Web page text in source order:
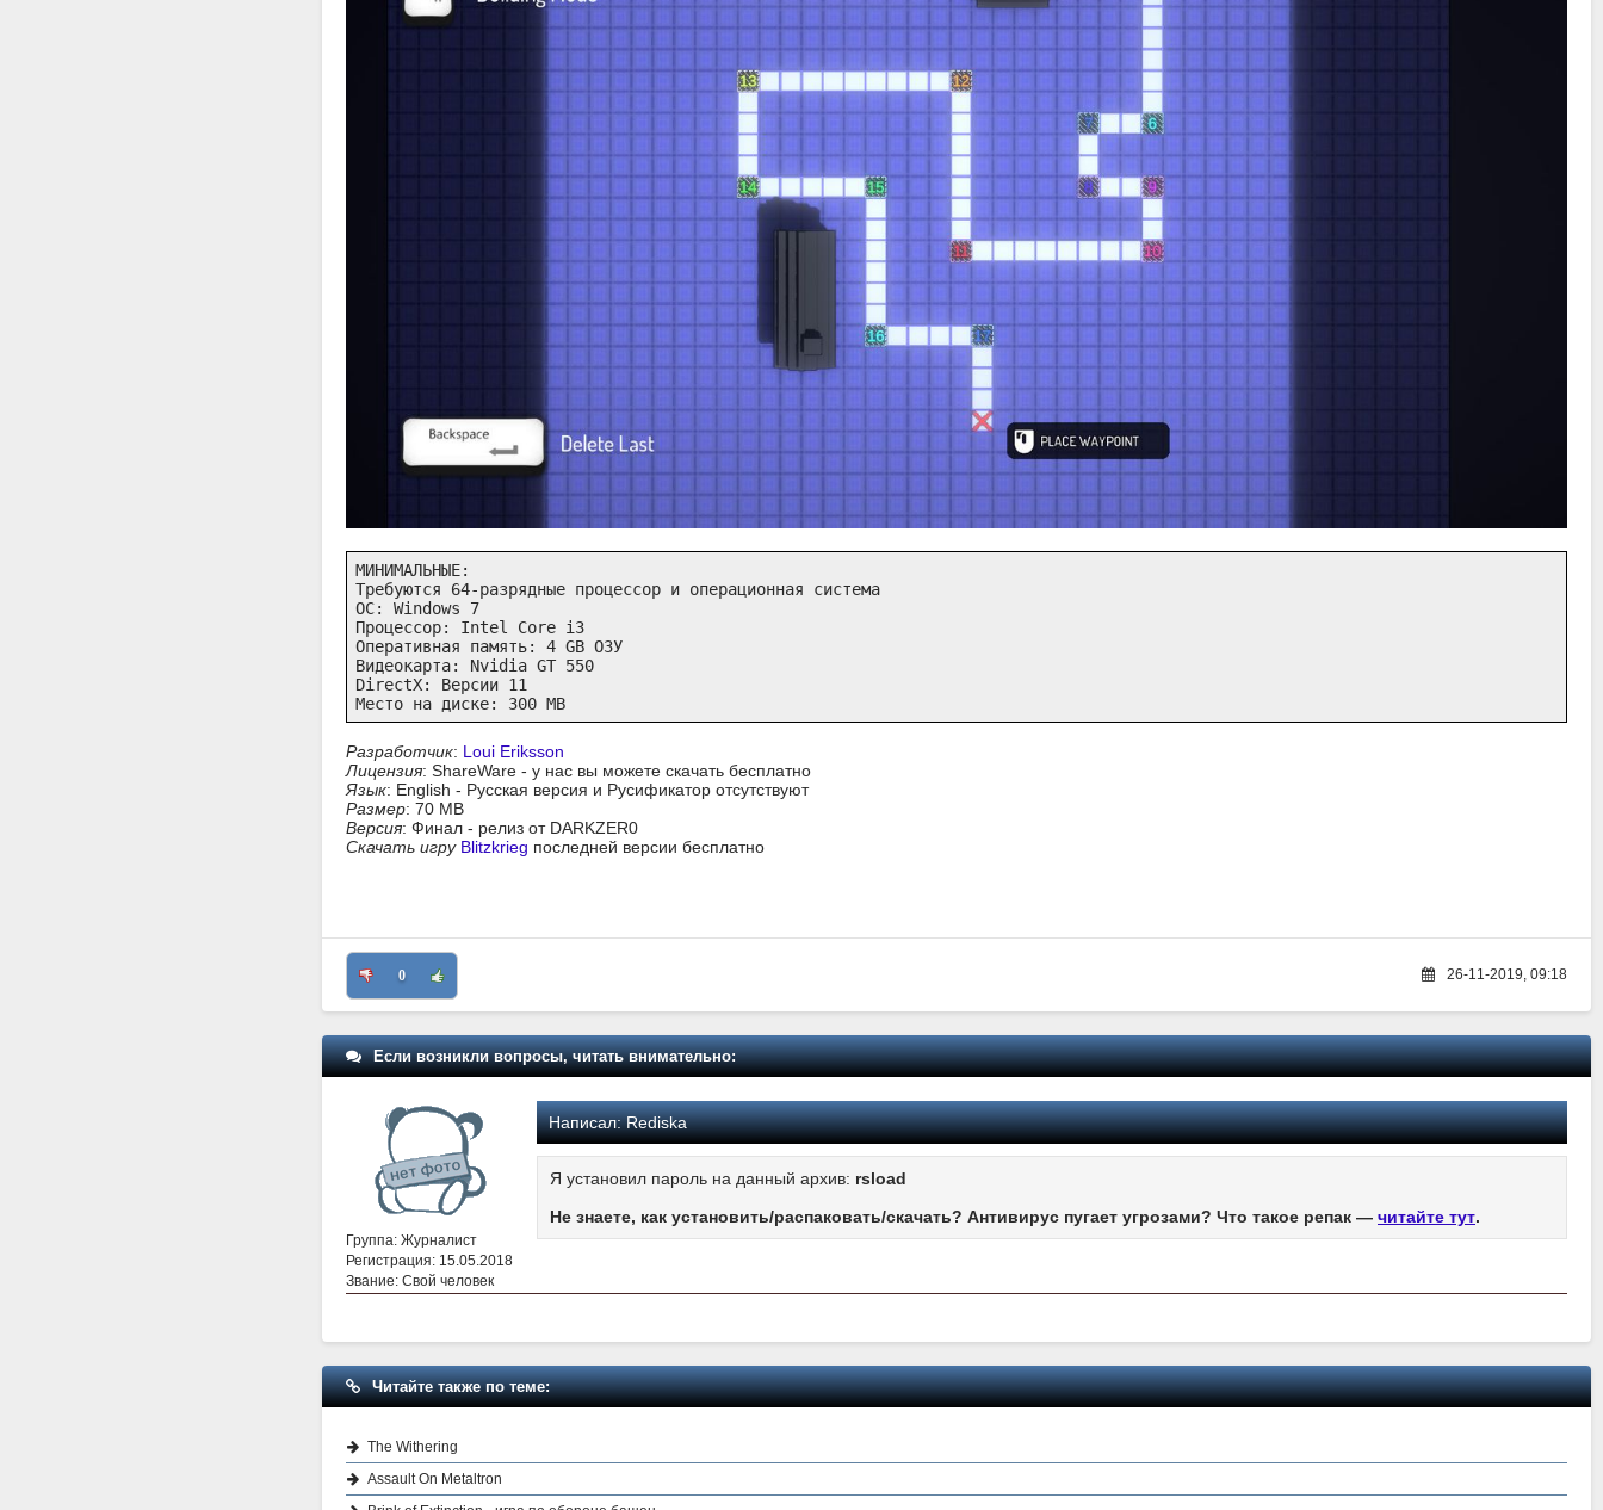
МИНИМАЛЬНЫЕ:
Требуются 64-разрядные процессор и операционная система
ОС: Windows 7
Процессор: Intel Core i3
Оперативная память: 4 GB ОЗУ
Видеокарта: Nvidia GT 550
DirectX: Версии 11
Место на диске: 300 MB
Разработчик: Loui Eriksson
Лицензия: ShareWare - у нас вы можете скачать бесплатно
Язык: English - Русская версия и Русификатор отсутствуют
Размер: 70 MB
Версия: Финал - релиз от DARKZER0
Скачать игру Blitzkrieg последней версии бесплатно
0 26-11-2019, 09:18
Если возникли вопросы, читать внимательно:
Группа: Журналист
Регистрация: 15.05.2018
Звание: Свой человек
Написал:Rediska
Я установил пароль на данный архив: rsload
Не знаете, как установить/распаковать/скачать? Антивирус пугает угрозами? Что такое репак — читайте тут.
Читайте также по теме:
The Withering
Assault On Metaltron